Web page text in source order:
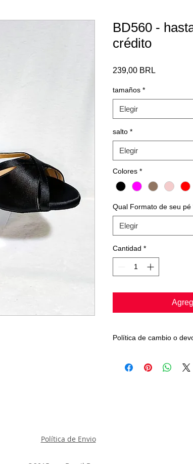
BD560 -
crédito
239,00 BRL
tamaños *
Elegir
salto *
Elegir
Colores *
Qual Formato de seu pé
Elegir
Cantidad *
Política de cambio o
fabricación. Nota:
Política de Envio